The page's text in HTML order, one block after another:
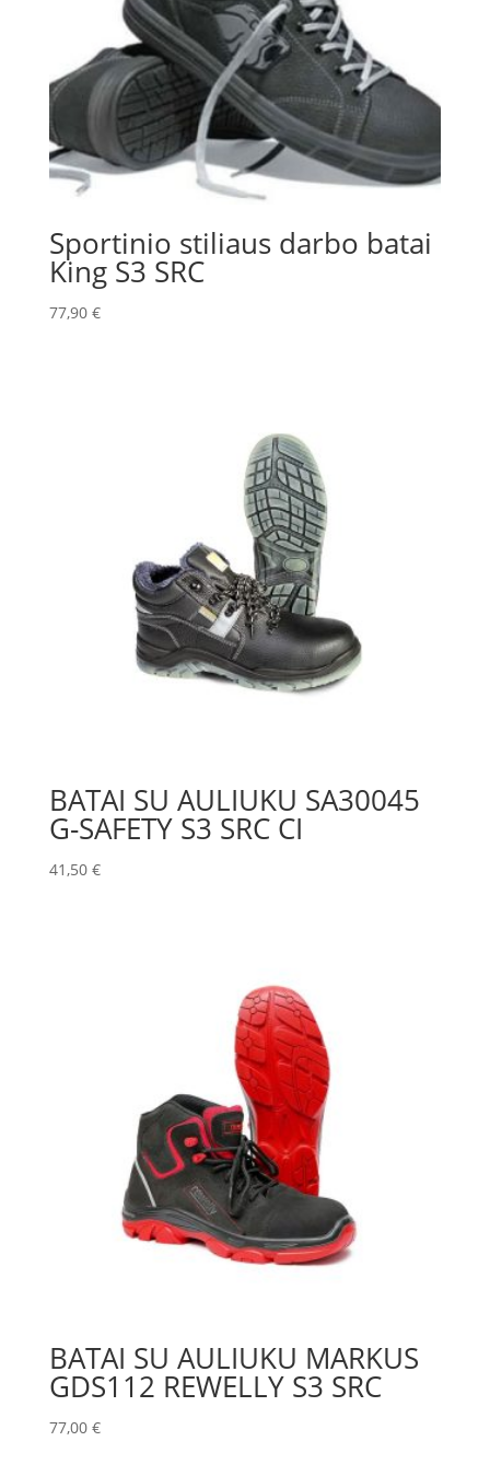
Sportinio stiliaus darbo batai
King S3 SRC
77,90 €
BATAI SU AULIUKU SA30045
G-SAFETY S3 SRC CI
41,50 €
BATAI SU AULIUKU MARKUS
GDS112 REWELLY S3 SRC
77,00 €